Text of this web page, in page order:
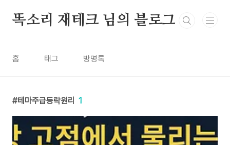
똑소리 재테크 님의 블로그
홈 태그 방명록
테마주급등락원리 1